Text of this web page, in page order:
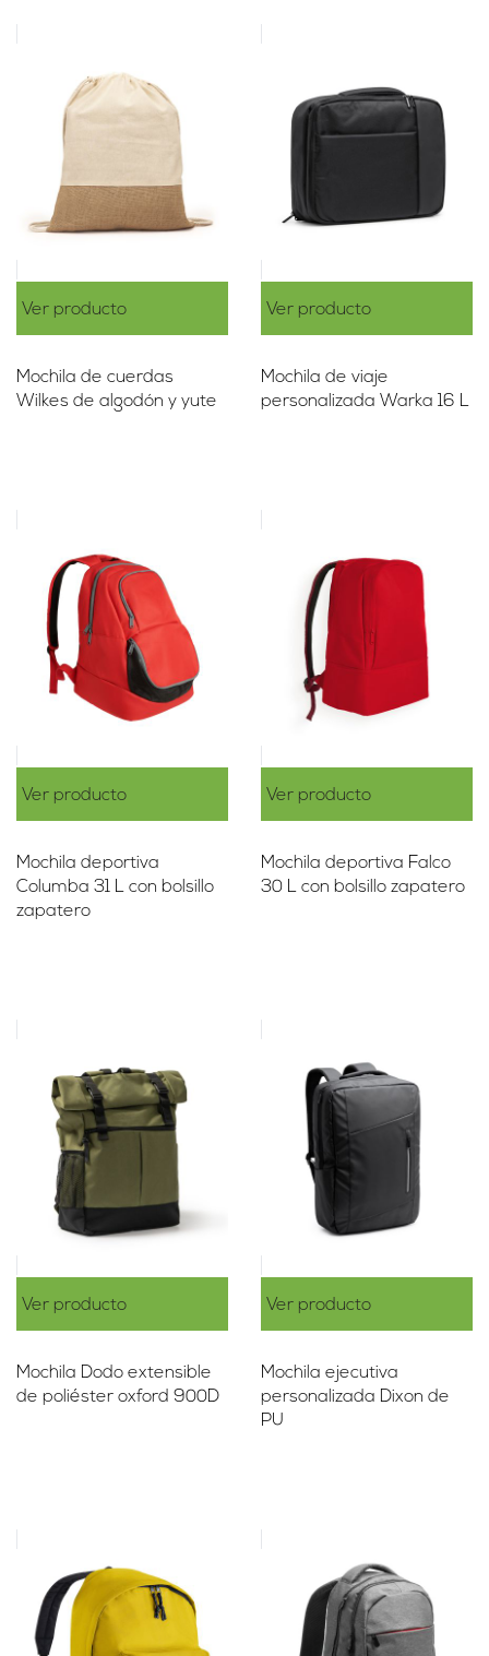
Ver producto
Mochila de cuerdas
Wilkes de algodón y yute
Ver producto
Mochila de viaje
personalizada Warka 16 L
Ver producto
Mochila deportiva
Columba 31 L con bolsillo
zapatero
Ver producto
Mochila deportiva Falco
30 L con bolsillo zapatero
Ver producto
Mochila Dodo extensible
de poliéster oxford 900D
Ver producto
Mochila ejecutiva
personalizada Dixon de
PU